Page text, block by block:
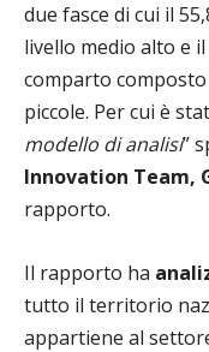
due fasce di cui il
livello medio alto e
comparto
piccole. Per cui è
modello di analisi”
Innovation Team,
rapporto.
Il rapporto ha
tutto il territorio
appartiene al